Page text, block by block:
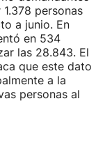
personas
a junio. En
en 534
las 28.843. El
que este dato
a la
personas al